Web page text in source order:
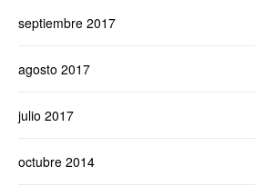
septiembre 2017
agosto 2017
julio 2017
octubre 2014